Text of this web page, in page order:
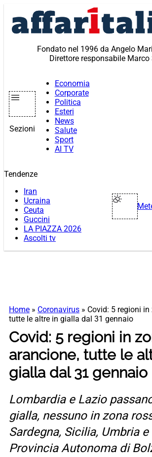
contenuto
Fondato nel 1996 da Angelo
Direttore responsabile Marco
Sezioni
Economia
Corporate
Politica
Esteri
News
Salute
Sport
AI TV
Tendenze
Iran
Ucraina
Ceuta
Guccini
LA PIAZZA 2026
Ascolti tv
Home » Coronavirus » Covid: 5 regioni
tutte le altre in gialla dal 31 gennaio
Covid: 5 regioni in
arancione, tutte le
gialla dal 31 gennaio
Lombardia e Lazio
gialla, nessuno in zona
Sardegna, Sicilia, Umbria e
Provincia Autonoma di